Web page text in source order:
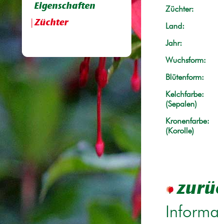
Eigenschaften
Züchter
Züchter:
Land:
Jahr:
Wuchsform:
Blütenform:
Kelchfarbe:
(Sepalen)
Kronenfarbe:
(Korolle)